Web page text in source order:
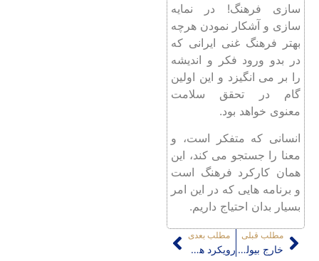
سازی فرهنگ! در نمایه
سازی و آشکار نمودن هرچه
بهتر فرهنگ غنی ایرانی که
در بدو ورود فکر و اندیشه
را بر می انگیزد و این اولین
گام در تحقق سلامت
معنوی خواهد بود.
انسانی که متفکر است، و
معنا را جستجو می کند، این
همان کارکرد فرهنگ است
و برنامه هایی که در این امر
بسیار بدان احتیاج داریم.
مطلب قبلی
خارج بیولوژی و اکولوژی
مطلب بعدی
رویکرد های موازی در رشته شهرسازی